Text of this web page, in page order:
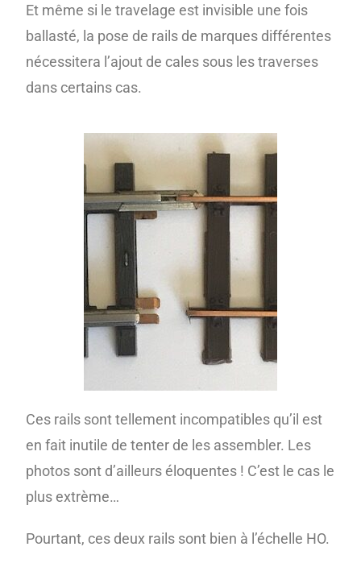
Et même si le travelage est invisible une fois
ballasté, la pose de rails de marques différentes
nécessitera l’ajout de cales sous les traverses
dans certains cas.
Ces rails sont tellement incompatibles qu’il est
en fait inutile de tenter de les assembler. Les
photos sont d’ailleurs éloquentes ! C’est le cas le
plus extrème…
Pourtant, ces deux rails sont bien à l’échelle HO.